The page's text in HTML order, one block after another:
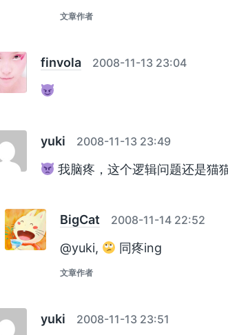
文章作者
finvola 2008-11-13 23:04
yuki 2008-11-13 23:49
我脑疼，这个逻辑问题还是猫
BigCat 2008-11-14 22:52
@yuki, 同疼ing
文章作者
yuki 2008-11-13 23:51